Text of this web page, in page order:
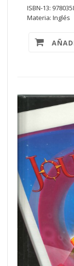
ISBN-13:
Materia: Inglés